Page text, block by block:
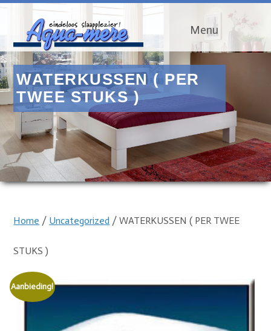
Menu
WATERKUSSEN ( PER
TWEE STUKS )
Home / Uncategorized / WATERKUSSEN ( PER TWEE
STUKS )
Aanbieding!